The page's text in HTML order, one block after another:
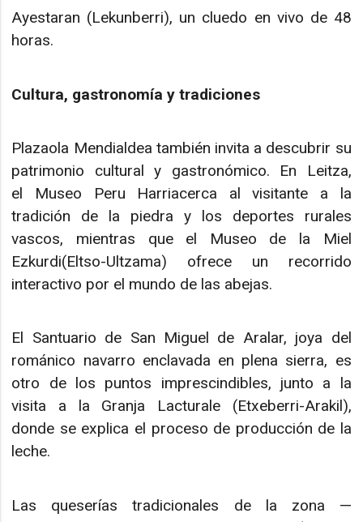
Ayestaran (Lekunberri), un cluedo en vivo de 48
horas.
Cultura, gastronomía y tradiciones
Plazaola Mendialdea también invita a descubrir su
patrimonio cultural y gastronómico. En Leitza,
el Museo Peru Harriacerca al visitante a la
tradición de la piedra y los deportes rurales
vascos, mientras que el Museo de la Miel
Ezkurdi(Eltso-Ultzama) ofrece un recorrido
interactivo por el mundo de las abejas.
El Santuario de San Miguel de Aralar, joya del
románico navarro enclavada en plena sierra, es
otro de los puntos imprescindibles, junto a la
visita a la Granja Lacturale (Etxeberri-Arakil),
donde se explica el proceso de producción de la
leche.
Las queserías tradicionales de la zona —